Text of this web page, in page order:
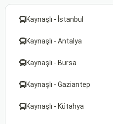
Kaynaşlı - İstanbul
Kaynaşlı - Antalya
Kaynaşlı - Bursa
Kaynaşlı - Gaziantep
Kaynaşlı - Kütahya